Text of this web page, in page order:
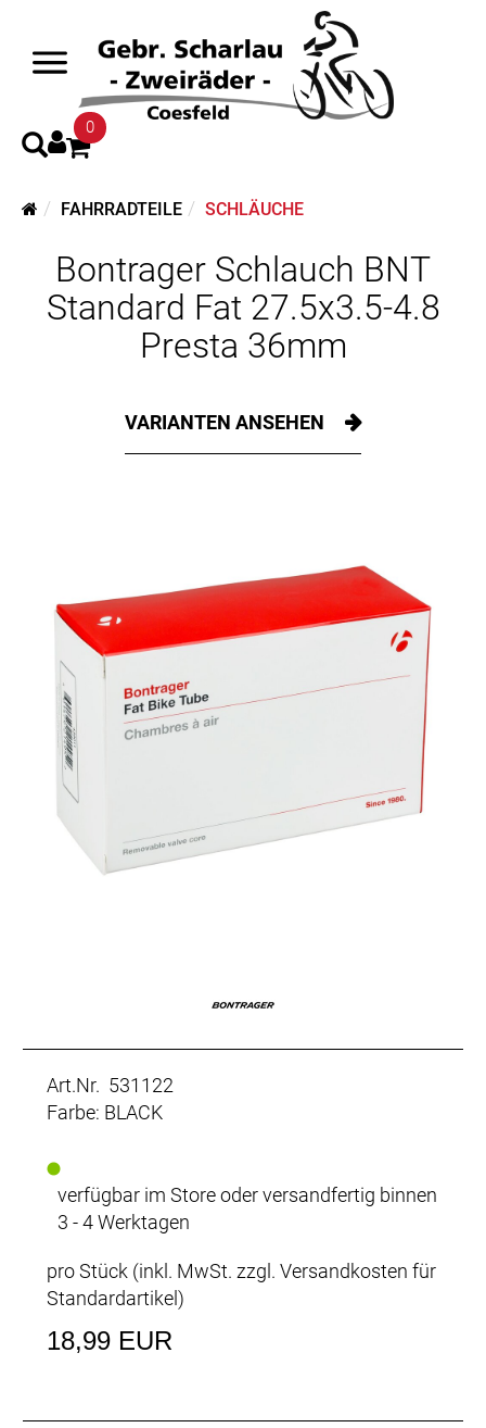
0
FAHRRADTEILE SCHLÄUCHE
Bontrager Schlauch BNT
Standard Fat 27.5x3.5-4.8
Presta 36mm
VARIANTEN ANSEHEN
Art.Nr. 531122
Farbe: BLACK
verfügbar im Store oder versandfertig binnen
3 - 4 Werktagen
pro Stück (inkl. MwSt. zzgl. Versandkosten für
Standardartikel)
18,99 EUR